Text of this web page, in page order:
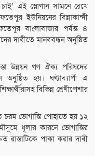
এই স্লোগান সামনে রেখে
ইউনিয়নের বিন্নাকান্দী
বাংলাবাজার পর্যন্ত ৪
দাবীতে মানববন্ধন অনুষ্ঠিত
উন্নয়ন গণ ঐক্য পরিষদের
হয়। ঘণ্টাব্যাপী এ
বিভিন্ন শ্রেণীপেশার
চরম ভোগান্তি পোহাতে হয় ১২
ধূলার কারনে ভোগান্তির
পাকা করার দাবী